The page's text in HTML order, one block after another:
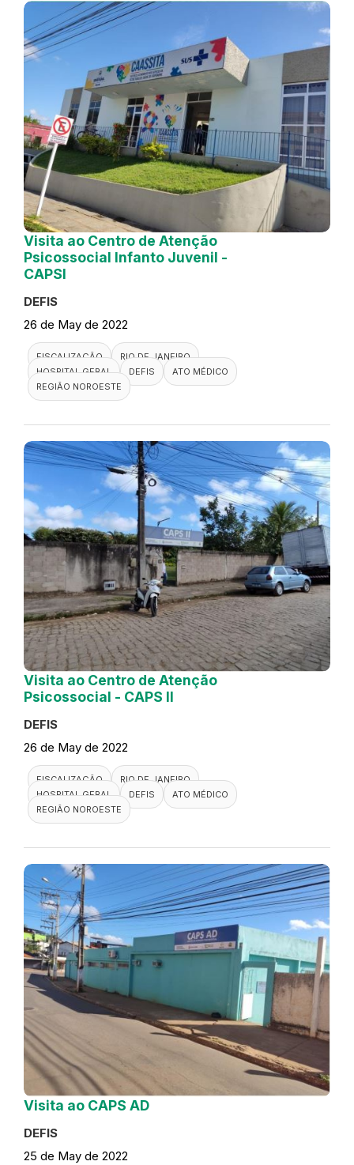
Visita ao Centro de Atenção
Psicossocial Infanto Juvenil -
CAPSI
DEFIS
26 de May de 2022
FISCALIZAÇÃO
RIO DE JANEIRO
HOSPITAL GERAL
DEFIS
ATO MÉDICO
REGIÃO NOROESTE
Visita ao Centro de Atenção
Psicossocial - CAPS II
DEFIS
26 de May de 2022
FISCALIZAÇÃO
RIO DE JANEIRO
HOSPITAL GERAL
DEFIS
ATO MÉDICO
REGIÃO NOROESTE
Visita ao CAPS AD
DEFIS
25 de May de 2022